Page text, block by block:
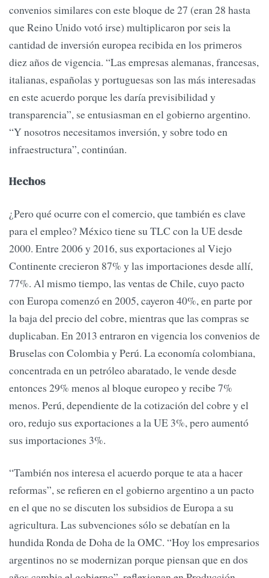
convenios similares con este bloque de 27 (eran 28 hasta
que Reino Unido votó irse) multiplicaron por seis la
cantidad de inversión europea recibida en los primeros
diez años de vigencia. “Las empresas alemanas, francesas,
italianas, españolas y portuguesas son las más interesadas
en este acuerdo porque les daría previsibilidad y
transparencia”, se entusiasman en el gobierno argentino.
“Y nosotros necesitamos inversión, y sobre todo en
infraestructura”, continúan.
Hechos
¿Pero qué ocurre con el comercio, que también es clave
para el empleo? México tiene su TLC con la UE desde
2000. Entre 2006 y 2016, sus exportaciones al Viejo
Continente crecieron 87% y las importaciones desde allí,
77%. Al mismo tiempo, las ventas de Chile, cuyo pacto
con Europa comenzó en 2005, cayeron 40%, en parte por
la baja del precio del cobre, mientras que las compras se
duplicaban. En 2013 entraron en vigencia los convenios de
Bruselas con Colombia y Perú. La economía colombiana,
concentrada en un petróleo abaratado, le vende desde
entonces 29% menos al bloque europeo y recibe 7%
menos. Perú, dependiente de la cotización del cobre y el
oro, redujo sus exportaciones a la UE 3%, pero aumentó
sus importaciones 3%.
“También nos interesa el acuerdo porque te ata a hacer
reformas”, se refieren en el gobierno argentino a un pacto
en el que no se discuten los subsidios de Europa a su
agricultura. Las subvenciones sólo se debatían en la
hundida Ronda de Doha de la OMC. “Hoy los empresarios
argentinos no se modernizan porque piensan que en dos